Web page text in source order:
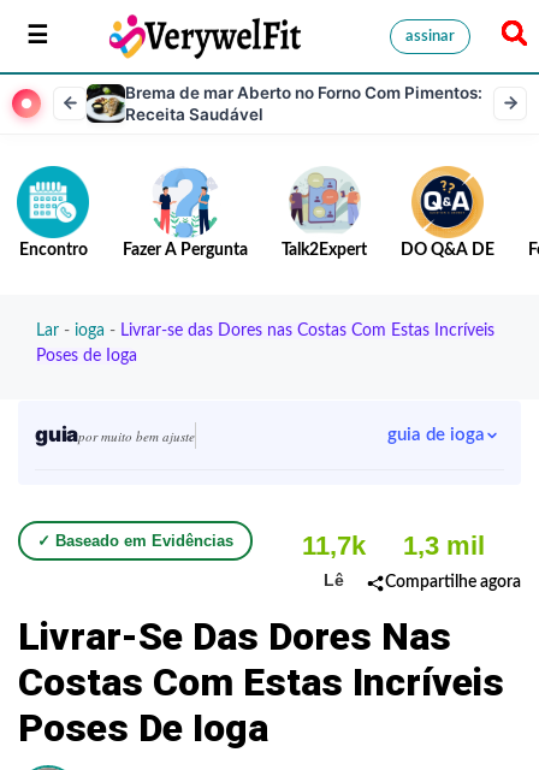
assinar
Brema de mar Aberto no Forno Com Pimentos:
Receita Saudável
Encontro Fazer A Pergunta Talk2Expert DO Q&A DE
Lar - ioga - Livrar-se das Dores nas Costas Com Estas Incríveis
Poses de Ioga
guiapor muito bem ajuste guia de ioga
✓ Baseado em Evidências 11,7k
Lê
1,3 mil
Compartilhe agora
Livrar-Se Das Dores Nas
Costas Com Estas Incríveis
Poses De Ioga